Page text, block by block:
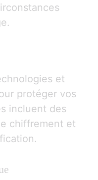
et
protéger vos
incluent des
chiffrement et